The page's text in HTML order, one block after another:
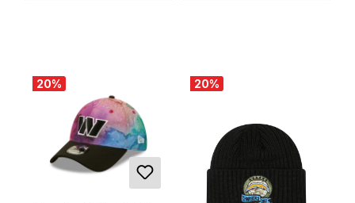
20% 20%